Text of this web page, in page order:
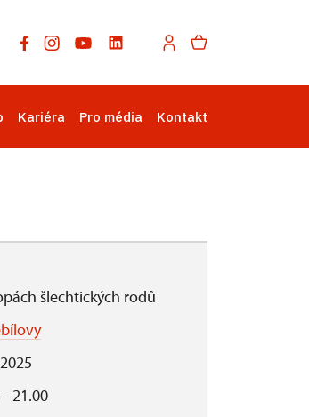
Kariéra Pro média Kontakt
šlechtických rodů
21.00